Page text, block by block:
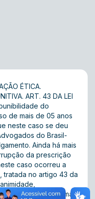
ÉTICA.
ART. 43 DA LEI
do
de mais de 05 anos
neste caso se deu
do Brasil-
Ainda há mais
da prescrição
caso ocorreu a
tratada no artigo 43 da
da 4ª Turma: